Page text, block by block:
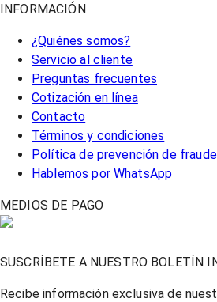
INFORMACIÓN
¿Quiénes somos?
Servicio al cliente
Preguntas frecuentes
Cotización en línea
Contacto
Términos y condiciones
Política de prevención de
Hablemos por WhatsApp
MEDIOS DE PAGO
SUSCRÍBETE A NUESTRO BOLETÍN
Recibe información exclusiva de